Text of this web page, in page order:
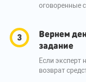
оговоренные
Вернем
задание
Если эксперт
возврат